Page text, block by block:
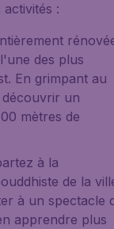
:
des plus
En grimpant au
un
mètres de
à la
de la
à un spectacle
apprendre plus